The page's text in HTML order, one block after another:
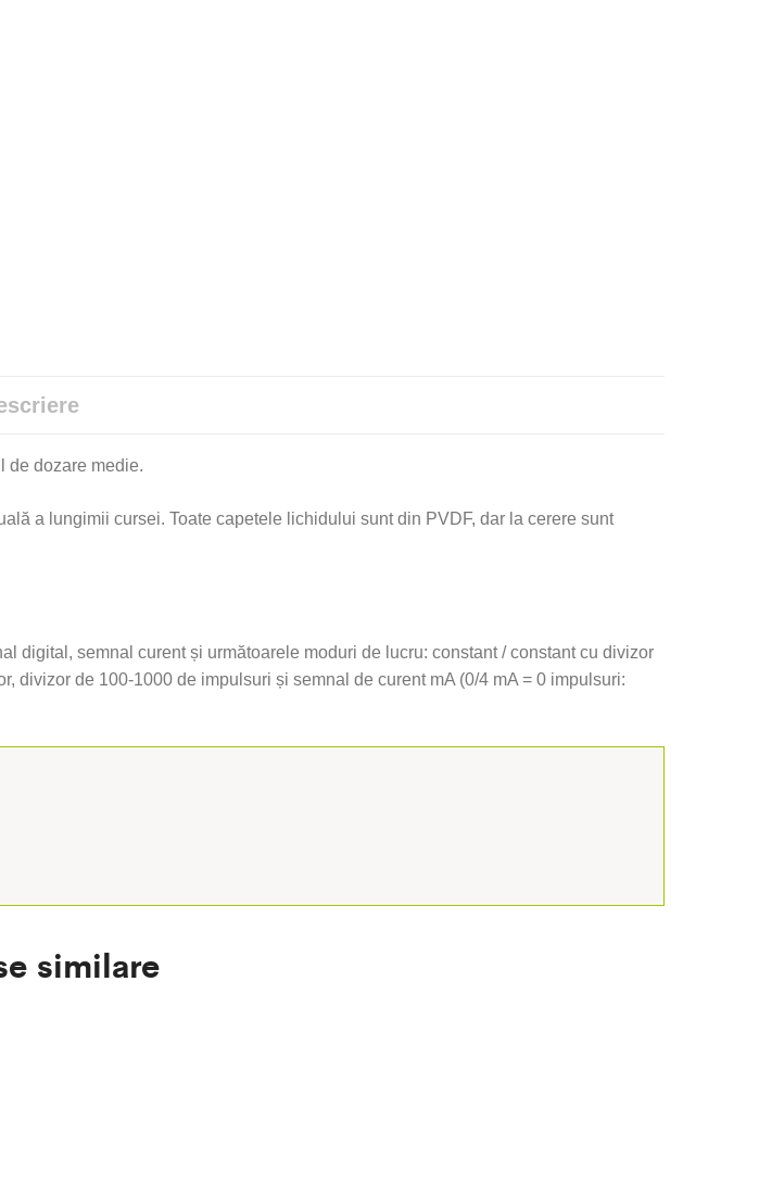
de dozare medie.
a lungimii cursei. Toate capetele lichidului sunt din PVDF, dar la cerere sunt
digital, semnal curent și următoarele moduri de lucru: constant / constant cu divizor
de 100-1000 de impulsuri și semnal de curent mA (0/4 mA = 0 impulsuri:
similare